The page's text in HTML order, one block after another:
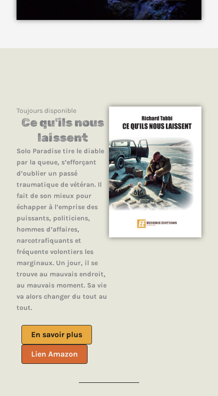
Toujours disponible
Ce qu'ils nous
laissent
Solo Paradise tire le diable
par la queue, s’efforçant
d’oublier un passé
traumatique de vétéran. Il
fait de son mieux pour
échapper à l’emprise des
puissants, politiciens,
hommes d’affaires,
narcotrafiquants et
fréquente volontiers les
marginaux. Un jour, il se
trouve au mauvais endroit,
au mauvais moment. Sa vie
va alors changer du tout au
tout.
En savoir plus
Lien Amazon